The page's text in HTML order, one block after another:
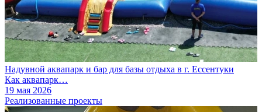
Надувной аквапарк и бар для базы отдыха в г. Ессентуки
Как аквапарк…
19 мая 2026
Реализованные проекты